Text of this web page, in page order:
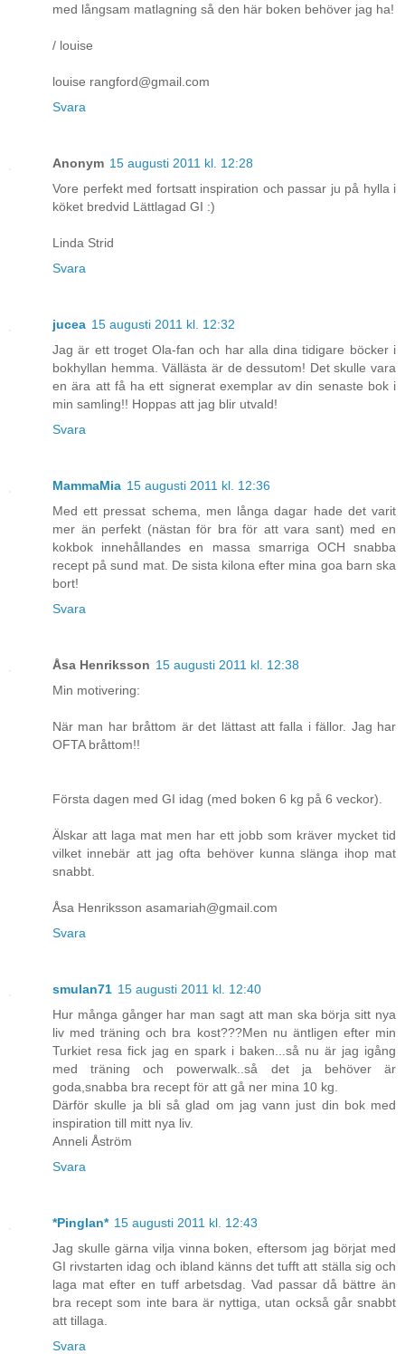
med långsam matlagning så den här boken behöver jag ha!
/ louise
louise rangford@gmail.com
Svara
Anonym 15 augusti 2011 kl. 12:28
Vore perfekt med fortsatt inspiration och passar ju på hylla i
köket bredvid Lättlagad GI :)
Linda Strid
Svara
jucea 15 augusti 2011 kl. 12:32
Jag är ett troget Ola-fan och har alla dina tidigare böcker i
bokhyllan hemma. Vällästa är de dessutom! Det skulle vara
en ära att få ha ett signerat exemplar av din senaste bok i
min samling!! Hoppas att jag blir utvald!
Svara
MammaMia 15 augusti 2011 kl. 12:36
Med ett pressat schema, men långa dagar hade det varit
mer än perfekt (nästan för bra för att vara sant) med en
kokbok innehållandes en massa smarriga OCH snabba
recept på sund mat. De sista kilona efter mina goa barn ska
bort!
Svara
Åsa Henriksson 15 augusti 2011 kl. 12:38
Min motivering:
När man har bråttom är det lättast att falla i fällor. Jag har
OFTA bråttom!!
Första dagen med GI idag (med boken 6 kg på 6 veckor).
Älskar att laga mat men har ett jobb som kräver mycket tid
vilket innebär att jag ofta behöver kunna slänga ihop mat
snabbt.
Åsa Henriksson asamariah@gmail.com
Svara
smulan71 15 augusti 2011 kl. 12:40
Hur många gånger har man sagt att man ska börja sitt nya
liv med träning och bra kost???Men nu äntligen efter min
Turkiet resa fick jag en spark i baken...så nu är jag igång
med träning och powerwalk..så det ja behöver är
goda,snabba bra recept för att gå ner mina 10 kg.
Därför skulle ja bli så glad om jag vann just din bok med
inspiration till mitt nya liv.
Anneli Åström
Svara
*Pinglan* 15 augusti 2011 kl. 12:43
Jag skulle gärna vilja vinna boken, eftersom jag börjat med
GI rivstarten idag och ibland känns det tufft att ställa sig och
laga mat efter en tuff arbetsdag. Vad passar då bättre än
bra recept som inte bara är nyttiga, utan också går snabbt
att tillaga.
Svara